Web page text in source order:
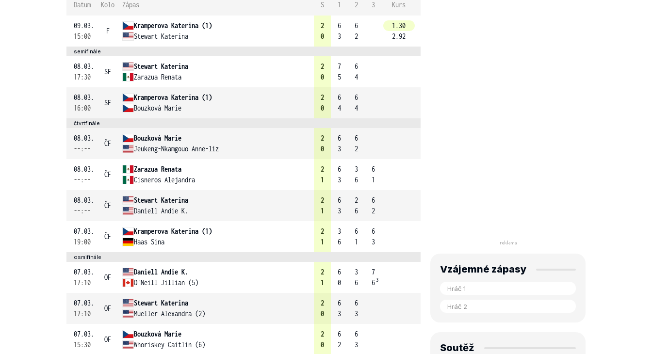
Datum Kolo Zápas S 1 2 3 Kurs
09.03.
15:00
F
Kramperova Katerina (1)
Stewart Katerina
2
0
6
3
6
2
1.30
2.92
semifinále
08.03.
17:30
SF
Stewart Katerina
Zarazua Renata
2
0
7
5
6
4
08.03.
16:00
SF
Kramperova Katerina (1)
Bouzková Marie
2
0
6
4
6
4
čtvrtfinále
08.03.
--:--
ČF
Bouzková Marie
Jeukeng-Nkamgouo Anne-liz
2
0
6
3
6
2
08.03.
--:--
ČF
Zarazua Renata
Cisneros Alejandra
2
1
6
3
3
6
6
1
08.03.
--:--
ČF
Stewart Katerina
Daniell Andie K.
2
1
6
3
2
6
6
2
07.03.
19:00
ČF
Kramperova Katerina (1)
Haas Sina
2
1
3
6
6
1
6
3
osmifinále
07.03.
17:10
OF
Daniell Andie K.
O'Neill Jillian (5)
2
1
6
0
3
6
7
6 3
07.03.
17:10
OF
Stewart Katerina
Mueller Alexandra (2)
2
0
6
3
6
3
07.03.
15:30
OF
Bouzková Marie
Whoriskey Caitlin (6)
2
0
6
2
6
3
Vzájemné zápasy
Soutěž